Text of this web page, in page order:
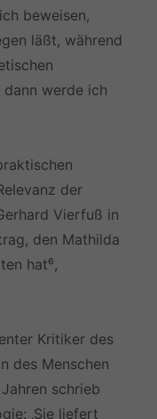
beweisen,
läßt, während
werde ich
der
Vierfuß in
den Mathilda
hat⁶,
Kritiker des
des Menschen
schrieb
‚Sie liefert